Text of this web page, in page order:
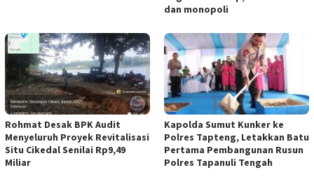
dan monopoli
Rohmat Desak BPK Audit
Menyeluruh Proyek Revitalisasi
Situ Cikedal Senilai Rp9,49
Miliar
Kapolda Sumut Kunker ke
Polres Tapteng, Letakkan Batu
Pertama Pembangunan Rusun
Polres Tapanuli Tengah